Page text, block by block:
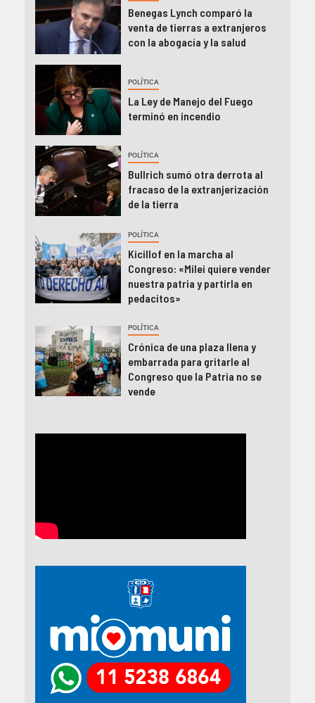
Benegas Lynch comparó la
venta de tierras a extranjeros
con la abogacía y la salud
POLÍTICA
La Ley de Manejo del Fuego
terminó en incendio
POLÍTICA
Bullrich sumó otra derrota al
fracaso de la extranjerización
de la tierra
POLÍTICA
Kicillof en la marcha al
Congreso: «Milei quiere vender
nuestra patria y partirla en
pedacitos»
POLÍTICA
Crónica de una plaza llena y
embarrada para gritarle al
Congreso que la Patria no se
vende